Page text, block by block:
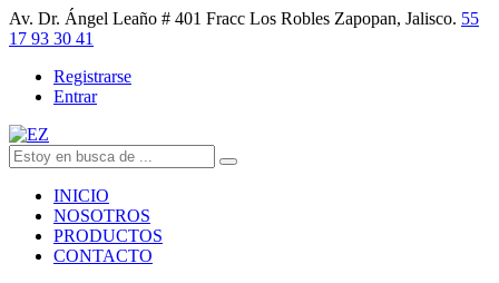
Av. Dr. Ángel Leaño # 401 Fracc Los Robles Zapopan, Jalisco. 55
17 93 30 41
Registrarse
Entrar
INICIO
NOSOTROS
PRODUCTOS
CONTACTO